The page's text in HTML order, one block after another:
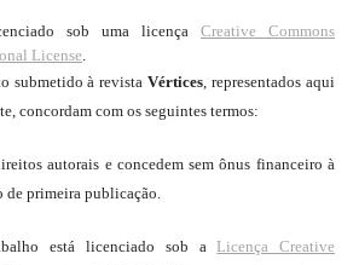
sob uma licençaCreative Commons
License.
submetido à revistaVértices, representados aqui
concordam com os seguintes termos:
autorais e concedem sem ônus financeiro à
de primeira publicação.
está licenciado sob a Licença Creative